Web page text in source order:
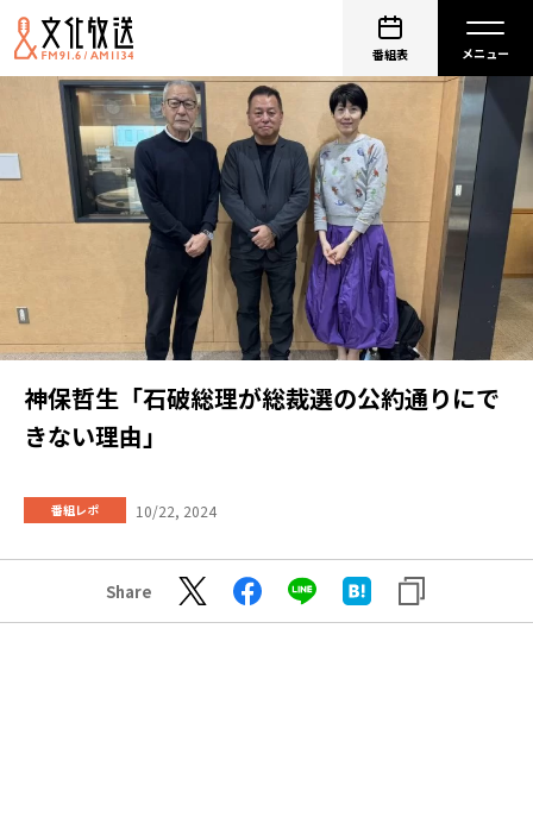
番組表
神保哲生「石破総理が総裁選の公約通りにで
きない理由」
番組レポ 10/22, 2024
Share